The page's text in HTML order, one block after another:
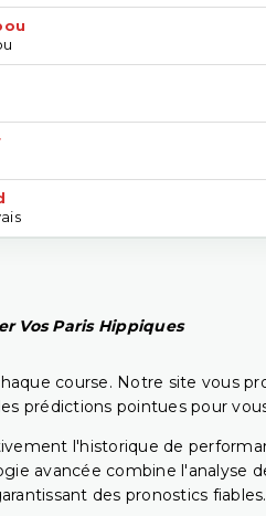
Vos Paris Hippiques
course. Notre site vous
prédictions pointues pour
l'historique de
avancée combine l'analyse
des pronostics fiables.